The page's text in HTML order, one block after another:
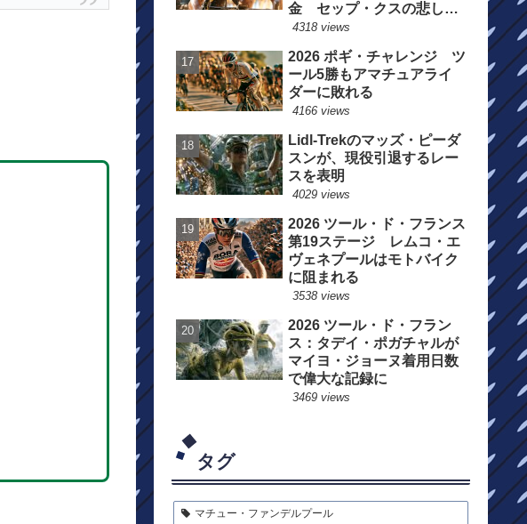
金 セップ・クスの悲しい
一日
4318 views
2026 ポギ・チャレンジ ツ
ール5勝もアマチュアライ
ダーに敗れる
4166 views
Lidl-Trekのマッズ・ピーダ
スンが、現役引退するレー
スを表明
4029 views
2026 ツール・ド・フランス
第19ステージ レムコ・エ
ヴェネプールはモトバイク
に阻まれる
3538 views
2026 ツール・ド・フラン
ス：タデイ・ポガチャルが
マイヨ・ジョーヌ着用日数
で偉大な記録に
3469 views
タグ
マチュー・ファンデルプール